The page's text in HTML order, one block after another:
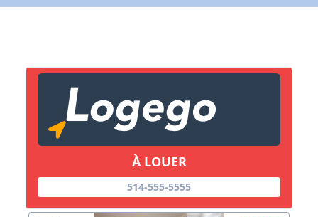
À LOUER
514-555-5555
X Fermer
Lien vers inscription (sera inclus dans courriel)
Copier lien
X Fermer Envoyez